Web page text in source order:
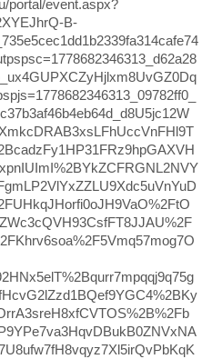
portal/event.aspx?
B-